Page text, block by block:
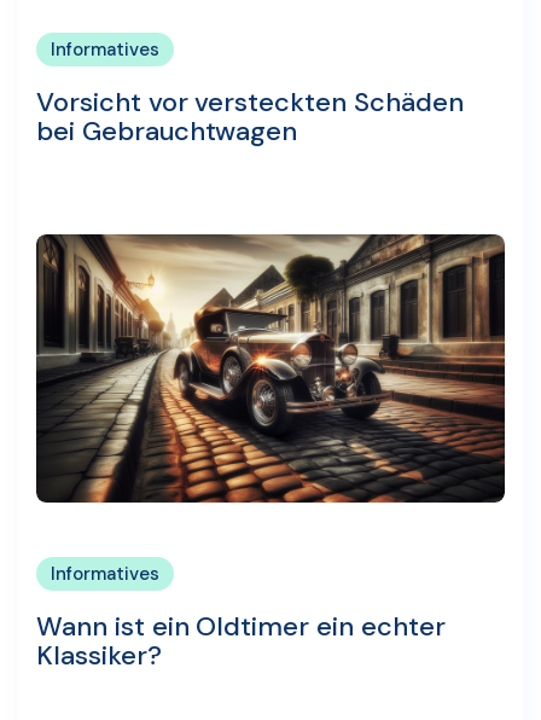
Informatives
Vorsicht vor versteckten Schäden
bei Gebrauchtwagen
Informatives
Wann ist ein Oldtimer ein echter
Klassiker?